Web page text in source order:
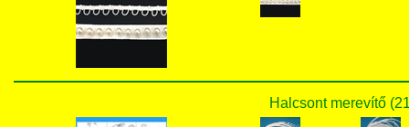
Halcsont merevítő